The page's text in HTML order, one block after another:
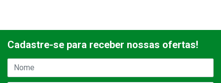
Cadastre-se para receber nossas ofertas!